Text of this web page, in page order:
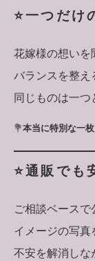
⭐️一つだけ
花嫁様の想いを
バランスを整え
同じものは一
💐本当に特別な一
⭐️通販でも
ご相談ベース
イメージの写
不安を解消しな